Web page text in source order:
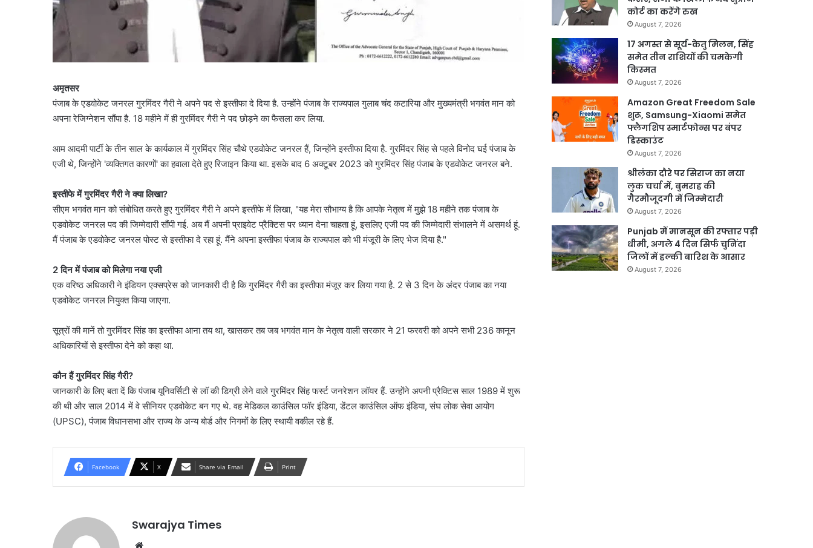
अमृतसर
पंजाब के एडवोकेट जनरल गुरमिंदर गैरी ने अपने पद से इस्तीफा दे दिया है. उन्होंने पंजाब के राज्यपाल गुलाब चंद कटारिया और मुख्यमंत्री भगवंत मान को
अपना रेजिग्नेशन सौंपा है. 18 महीने में ही गुरमिंदर गैरी ने पद छोड़ने का फैसला कर लिया.
आम आदमी पार्टी के तीन साल के कार्यकाल में गुरमिंदर सिंह चौथे एडवोकेट जनरल हैं, जिन्होंने इस्तीफा दिया है. गुरमिंदर सिंह से पहले विनोद घई पंजाब के
एजी थे, जिन्होंने 'व्यक्तिगत कारणों' का हवाला देते हुए रिजाइन किया था. इसके बाद 6 अक्टूबर 2023 को गुरमिंदर सिंह पंजाब के एडवोकेट जनरल बने.
इस्तीफे में गुरमिंदर गैरी ने क्या लिखा?
सीएम भगवंत मान को संबोधित करते हुए गुरमिंदर गैरी ने अपने इस्तीफे में लिखा, "यह मेरा सौभाग्य है कि आपके नेतृत्व में मुझे 18 महीने तक पंजाब के
एडवोकेट जनरल पद की जिम्मेदारी सौंपी गई. अब मैं अपनी प्राइवेट प्रैक्टिस पर ध्यान देना चाहता हूं, इसलिए एजी पद की जिम्मेदारी संभालने में असमर्थ हूं.
मैं पंजाब के एडवोकेट जनरल पोस्ट से इस्तीफा दे रहा हूं. मैंने अपना इस्तीफा पंजाब के राज्यपाल को भी मंजूरी के लिए भेज दिया है."
2 दिन में पंजाब को मिलेगा नया एजी
एक वरिष्ठ अधिकारी ने इंडियन एक्सप्रेस को जानकारी दी है कि गुरमिंदर गैरी का इस्तीफा मंजूर कर लिया गया है. 2 से 3 दिन के अंदर पंजाब का नया
एडवोकेट जनरल नियुक्त किया जाएगा.
सूत्रों की मानें तो गुरमिंदर सिंह का इस्तीफा आना तय था, खासकर तब जब भगवंत मान के नेतृत्व वाली सरकार ने 21 फरवरी को अपने सभी 236 कानून
अधिकारियों से इस्तीफा देने को कहा था.
कौन हैं गुरमिंदर सिंह गैरी?
जानकारी के लिए बता दें कि पंजाब यूनिवर्सिटी से लॉ की डिग्री लेने वाले गुरमिंदर सिंह फर्स्ट जनरेशन लॉयर हैं. उन्होंने अपनी प्रैक्टिस साल 1989 में शुरू
की थी और साल 2014 में वे सीनियर एडवोकेट बन गए थे. वह मेडिकल काउंसिल फॉर इंडिया, डेंटल काउंसिल ऑफ इंडिया, संघ लोक सेवा आयोग
(UPSC), पंजाब विधानसभा और राज्य के अन्य बोर्ड और निगमों के लिए स्थायी वकील रहे हैं.
Facebook X Share via Email Print
Swarajya Times
कोर्ट का करेंगे रुख
August 7, 2026
17 अगस्त से सूर्य-केतु मिलन, सिंह
समेत तीन राशियों की चमकेगी
किस्मत
August 7, 2026
Amazon Great Freedom Sale
शुरू, Samsung-Xiaomi समेत
फ्लैगशिप स्मार्टफोन्स पर बंपर
डिस्काउंट
August 7, 2026
श्रीलंका दौरे पर सिराज का नया
लुक चर्चा में, बुमराह की
गैरमौजूदगी में जिम्मेदारी
August 7, 2026
Punjab में मानसून की रफ्तार पड़ी
धीमी, अगले 4 दिन सिर्फ चुनिंदा
जिलों में हल्की बारिश के आसार
August 7, 2026